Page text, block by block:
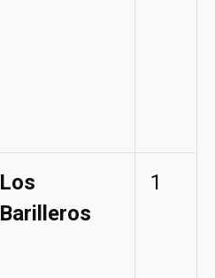
Los
Barilleros
1